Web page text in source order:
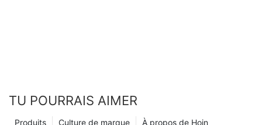
TU POURRAIS AIMER
À propos de Hoin
Culture de marque
Produits